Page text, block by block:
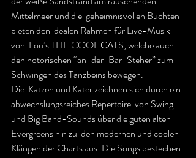
Mittelmeer und die  geheimnisvollen Buchten
bieten den idealen Rahmen für Live-Musik
von  Lou’s THE COOL CATS, welche auch
den notorischen “an-der-Bar-Steher” zum
Schwingen des Tanzbeins bewegen.
Die  Katzen und Kater zeichnen sich durch ein
abwechslungsreiches Repertoire  von Swing
und Big Band-Sounds über die guten alten
Evergreens hin zu  den modernen und coolen
Klängen der Charts aus. Die Songs bestechen